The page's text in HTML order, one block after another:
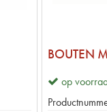
BOUTEN
op